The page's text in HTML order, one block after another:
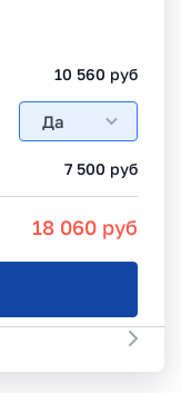
10 560 руб
Да
7 500 руб
18 060 руб